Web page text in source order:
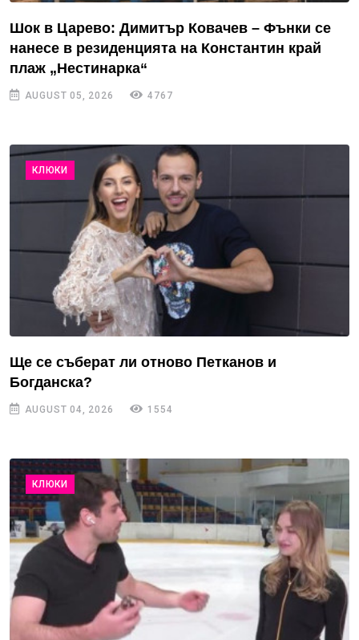
Шок в Царево: Димитър Ковачев – Фънки се
нанесе в резиденцията на Константин край
плаж „Нестинарка“
AUGUST 05, 2026 4767
КЛЮКИ
Ще се съберат ли отново Петканов и
Богданска?
AUGUST 04, 2026 1554
КЛЮКИ